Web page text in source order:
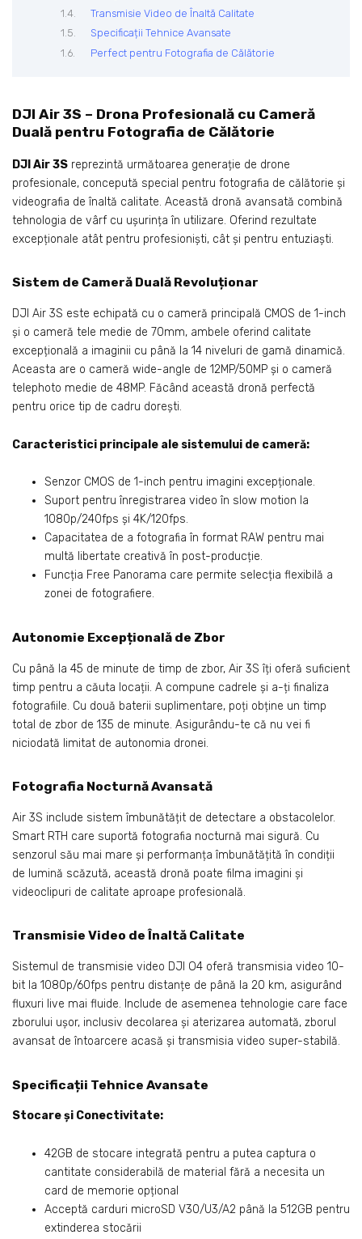
Transmisie Video de Înaltă Calitate
Specificații Tehnice Avansate
Perfect pentru Fotografia de Călătorie
DJI Air 3S – Drona Profesională cu Cameră
Duală pentru Fotografia de Călătorie
DJI Air 3S reprezintă următoarea generație de drone
profesionale, concepută special pentru fotografia de călătorie și
videografia de înaltă calitate. Această dronă avansată combină
tehnologia de vârf cu ușurința în utilizare. Oferind rezultate
excepționale atât pentru profesioniști, cât și pentru entuziaști.
Sistem de Cameră Duală Revoluționar
DJI Air 3S este echipată cu o cameră principală CMOS de 1-inch
și o cameră tele medie de 70mm, ambele oferind calitate
excepțională a imaginii cu până la 14 niveluri de gamă dinamică.
Aceasta are o cameră wide-angle de 12MP/50MP și o cameră
telephoto medie de 48MP. Făcând această dronă perfectă
pentru orice tip de cadru dorești.
Caracteristici principale ale sistemului de cameră:
Senzor CMOS de 1-inch pentru imagini excepționale.
Suport pentru înregistrarea video în slow motion la
1080p/240fps și 4K/120fps.
Capacitatea de a fotografia în format RAW pentru mai
multă libertate creativă în post-producție.
Funcția Free Panorama care permite selecția flexibilă a
zonei de fotografiere.
Autonomie Excepțională de Zbor
Cu până la 45 de minute de timp de zbor, Air 3S îți oferă suficient
timp pentru a căuta locații. A compune cadrele și a-ți finaliza
fotografiile. Cu două baterii suplimentare, poți obține un timp
total de zbor de 135 de minute. Asigurându-te că nu vei fi
niciodată limitat de autonomia dronei.
Fotografia Nocturnă Avansată
Air 3S include sistem îmbunătățit de detectare a obstacolelor.
Smart RTH care suportă fotografia nocturnă mai sigură. Cu
senzorul său mai mare și performanța îmbunătățită în condiții
de lumină scăzută, această dronă poate filma imagini și
videoclipuri de calitate aproape profesională.
Transmisie Video de Înaltă Calitate
Sistemul de transmisie video DJI O4 oferă transmisia video 10-
bit la 1080p/60fps pentru distanțe de până la 20 km, asigurând
fluxuri live mai fluide. Include de asemenea tehnologie care face
zborului ușor, inclusiv decolarea și aterizarea automată, zborul
avansat de întoarcere acasă și transmisia video super-stabilă.
Specificații Tehnice Avansate
Stocare și Conectivitate:
42GB de stocare integrată pentru a putea captura o
cantitate considerabilă de material fără a necesita un
card de memorie opțional
Acceptă carduri microSD V30/U3/A2 până la 512GB pentru
extinderea stocării